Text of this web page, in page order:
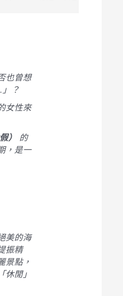
也曾想
？
女性來
）
的
，是一
美的海
振精
景點，
閒」